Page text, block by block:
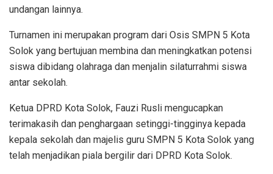
undangan lainnya.
Turnamen ini merupakan program dari Osis SMPN 5 Kota
Solok yang bertujuan membina dan meningkatkan potensi
siswa dibidang olahraga dan menjalin silaturrahmi siswa
antar sekolah.
Ketua DPRD Kota Solok, Fauzi Rusli mengucapkan
terimakasih dan penghargaan setinggi-tingginya kepada
kepala sekolah dan majelis guru SMPN 5 Kota Solok yang
telah menjadikan piala bergilir dari DPRD Kota Solok.